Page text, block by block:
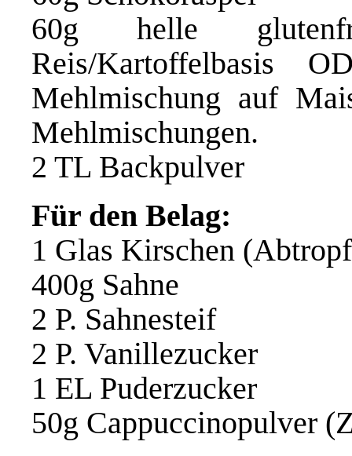
60g helle
Reis/Kartoffelbasis
Mehlmischung auf
Mehlmischungen.
2 TL Backpulver
Für den Belag:
1 Glas Kirschen
400g Sahne
2 P. Sahnesteif
2 P. Vanillezucker
1 EL Puderzucker
50g Cappuccinopulver